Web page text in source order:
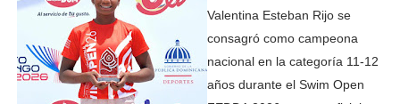
Valentina Esteban Rijo se
consagró como campeona
nacional en la categoría 11-12
años durante el Swim Open